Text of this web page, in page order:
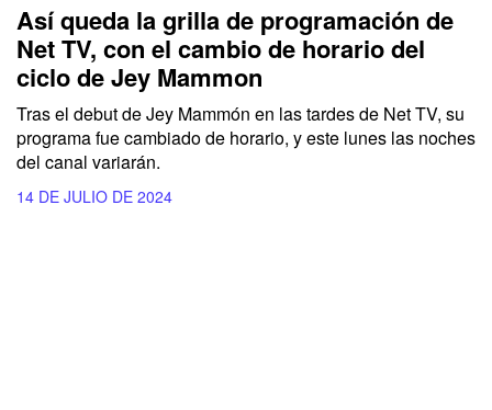
Así queda la grilla de programación de
Net TV, con el cambio de horario del
ciclo de Jey Mammon
Tras el debut de Jey Mammón en las tardes de Net TV, su
programa fue cambiado de horario, y este lunes las noches
del canal variarán.
14 DE JULIO DE 2024